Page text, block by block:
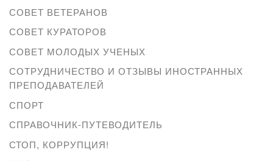
СОВЕТ ВЕТЕРАНОВ
СОВЕТ КУРАТОРОВ
СОВЕТ МОЛОДЫХ УЧЕНЫХ
СОТРУДНИЧЕСТВО И ОТЗЫВЫ ИНОСТРАННЫХ
ПРЕПОДАВАТЕЛЕЙ
СПОРТ
СПРАВОЧНИК-ПУТЕВОДИТЕЛЬ
СТОП, КОРРУПЦИЯ!